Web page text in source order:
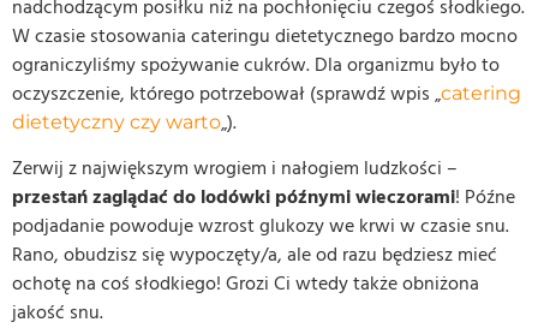
nadchodzącym posiłku niż na pochłonięciu czegoś słodkiego.
W czasie stosowania cateringu dietetycznego bardzo mocno
ograniczyliśmy spożywanie cukrów. Dla organizmu było to
oczyszczenie, którego potrzebował (sprawdź wpis „catering
dietetyczny czy warto„).
Zerwij z największym wrogiem i nałogiem ludzkości –
przestań zaglądać do lodówki późnymi wieczorami! Późne
podjadanie powoduje wzrost glukozy we krwi w czasie snu.
Rano, obudzisz się wypoczęty/a, ale od razu będziesz mieć
ochotę na coś słodkiego! Grozi Ci wtedy także obniżona
jakość snu.